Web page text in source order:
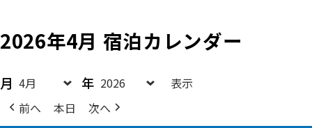
2026年4月 宿泊カレンダー
月 年
前へ 本日
次へ